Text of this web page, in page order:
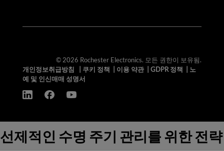
© 2026 Rochester Electronics. 모든 권한이 보유됨.
개인정보취급방침
쿠키 정책 이용 약관| GDPR 정책
노
예 및 인신매매 성명서
선제적인 수명 주기 관리를 위한 전략